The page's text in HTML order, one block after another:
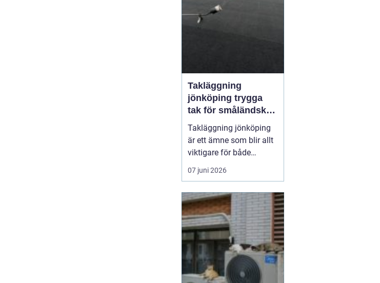
möjligt att forma
landskap ...
Takläggning
jönköping trygga
tak för småländskt
väder
Takläggning jönköping
är ett ämne som blir allt
viktigare för både
villaägare och
fastighetsägare i
växlande regn, snö, is
och starka vindar ställer
höga krav på takets
konstruktion, materialval
och utförande. Ett
genomtänkt ta...
07 juni 2026